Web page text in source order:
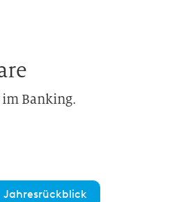
Banking.
Jahresrückblick